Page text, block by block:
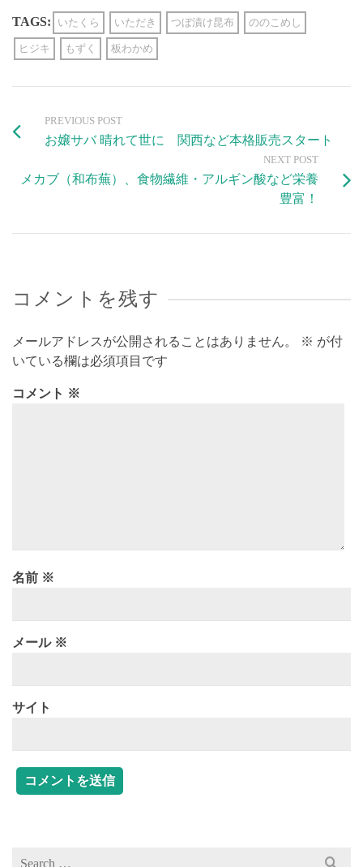
TAGS: いたくら いただき つぼ漬け昆布 ののこめし
ヒジキ もずく 板わかめ
PREVIOUS POST
お嬢サバ 晴れて世に 関西など本格販売スタート
NEXT POST
メカブ（和布蕪）、食物繊維・アルギン酸など栄養
豊富！
コメントを残す
メールアドレスが公開されることはありません。 ※ が付
いている欄は必須項目です
コメント ※
名前 ※
メール ※
サイト
Search